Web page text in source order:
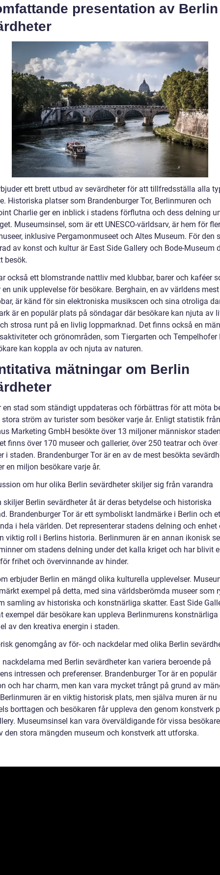
presentation av Berlin
ett brett utbud av sevärdheter för att tillfredsställa alla
Historiska platser som Brandenburger Tor, Berlinmuren och
Charlie ger en inblick i stadens förflutna och dess delning
Museumsinsel, som är ett UNESCO-världsarv, är hem för
inklusive Pergamonmuseet och Altes Museum. För den
av konst och kultur är East Side Gallery och Bode-Museum
besök.
också ett blomstrande nattliv med klubbar, barer och kaféer
en unik upplevelse för besökare. Berghain, en av världens
är känd för sin elektroniska musikscen och sina otroliga
är en populär plats på söndagar där besökare kan njuta av
strosa runt på en livlig loppmarknad. Det finns också en
och grönområden, som Tiergarten och Tempelhofer
kan koppla av och njuta av naturen.
mätningar om Berlin
en stad som ständigt uppdateras och förbättras för att möta
stora ström av turister som besöker varje år. Enligt statistik
Marketing GmbH besökte över 13 miljoner människor
finns över 170 museer och gallerier, över 250 teatrar och över
i staden. Brandenburger Tor är en av de mest besökta
en miljon besökare varje år.
om hur olika Berlin sevärdheter skiljer sig från varandra
skiljer Berlin sevärdheter åt är deras betydelse och historiska
Brandenburger Tor är ett symboliskt landmärke i Berlin och
i hela världen. Det representerar stadens delning och enhet
viktig roll i Berlins historia. Berlinmuren är en annan ikonisk
om stadens delning under det kalla kriget och har blivit
frihet och övervinnande av hinder.
erbjuder Berlin en mängd olika kulturella upplevelser.
exempel på detta, med sina världsberömda museer som
samling av historiska och konstnärliga skatter. East Side
exempel där besökare kan uppleva Berlinmurens
av den kreativa energin i staden.
genomgång av för- och nackdelar med olika Berlin
nackdelarna med Berlin sevärdheter kan variera beroende på
intressen och preferenser. Brandenburger Tor är en populär
och har charm, men kan vara mycket trångt på grund av
är en viktig historisk plats, men själva muren är nu
borttagen och besökaren får uppleva den genom konstverk
Museumsinsel kan vara överväldigande för vissa
den stora mängden museum och konstverk att utforska.